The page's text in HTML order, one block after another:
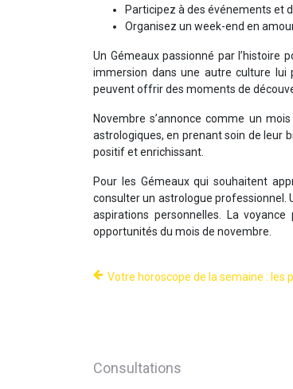
Participez à des événements et
Organisez un week-end en
Un Gémeaux passionné par l’histoire
immersion dans une autre culture lui
peuvent offrir des moments de
Novembre s’annonce comme un
astrologiques, en prenant soin de leur
positif et enrichissant.
Pour les Gémeaux qui souhaitent
consulter un astrologue professionnel.
aspirations personnelles. La
opportunités du mois de novembre.
Votre horoscope de la semaine : les
Consultations